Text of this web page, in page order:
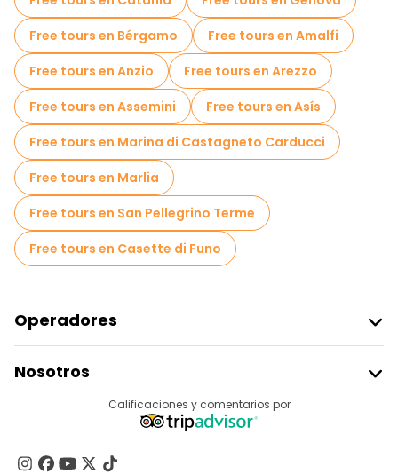
Free tours en Bérgamo
Free tours en Amalfi
Free tours en Anzio
Free tours en Arezzo
Free tours en Assemini
Free tours en Asís
Free tours en Marina di Castagneto Carducci
Free tours en Marlia
Free tours en San Pellegrino Terme
Free tours en Casette di Funo
Operadores
Acceder Como Proveedor
Programa De Afiliados
Nosotros
Contacto
Calificaciones y comentarios por